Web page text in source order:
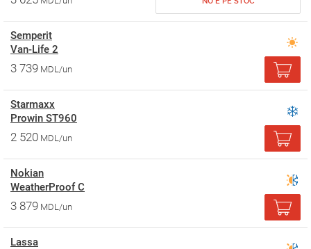
Semperit
Van-Life 2
3 739 MDL/un
Starmaxx
Prowin ST960
2 520 MDL/un
Nokian
WeatherProof C
3 879 MDL/un
Lassa